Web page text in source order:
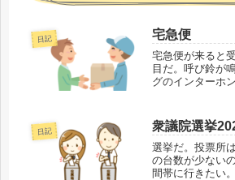
日記 宅急便
宅急便が来ると
目だ。呼び鈴が
グのインターホ
に集中している
なくなるのは、
して宅急便の受
日記 衆議院選挙
選挙だ。投票所
の台数が少ない
間帯に行きたい